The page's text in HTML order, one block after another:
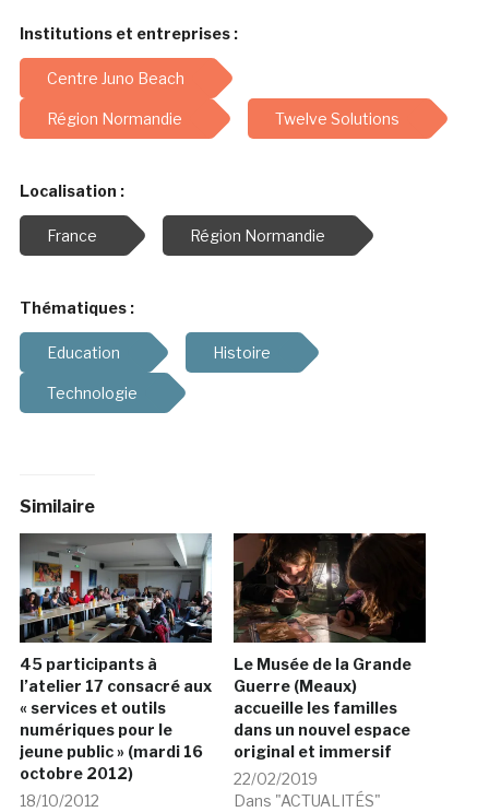
Institutions et entreprises :
Centre Juno Beach
Région Normandie Twelve Solutions
Localisation :
France Région Normandie
Thématiques :
Education Histoire
Technologie
Similaire
45 participants à
l’atelier 17 consacré aux
« services et outils
numériques pour le
jeune public » (mardi 16
octobre 2012)
18/10/2012
Le Musée de la Grande
Guerre (Meaux)
accueille les familles
dans un nouvel espace
original et immersif
22/02/2019
Dans "ACTUALITÉS"